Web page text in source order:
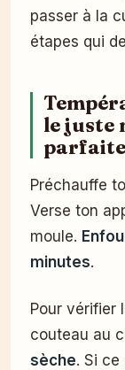
passer à la
étapes qui
le juste
parfaite
Préchauffe
Verse ton
moule.
minutes.
Pour vérifier
couteau au
sèche. Si ce